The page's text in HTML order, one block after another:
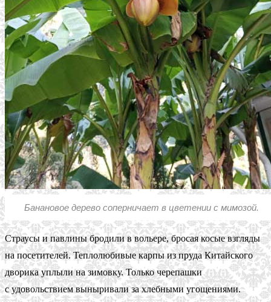
Банановое дерево соперничает в цветении с мимозой.
Страусы и павлины бродили в вольере, бросая косые взгляды
на посетителей. Теплолюбивые карпы из пруда Китайского
дворика уплыли на зимовку. Только черепашки
с удовольствием выныривали за хлебными угощениями.